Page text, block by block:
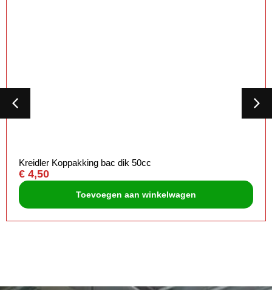
Kreidler Koppakking bac dik 50cc
€ 4,50
Toevoegen aan winkelwagen